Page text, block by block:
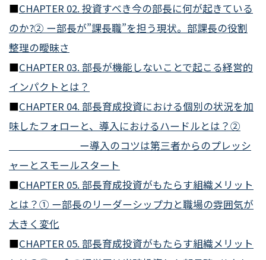
■CHAPTER 02. 投資すべき今の部長に何が起きている
のか?② ー部長が”課長職”を担う現状。部課長の役割
整理の曖昧さ
■CHAPTER 03. 部長が機能しないことで起こる経営的
インパクトとは？
■CHAPTER 04. 部長育成投資における個別の状況を加
味したフォローと、導入におけるハードルとは？②
ー導入のコツは第三者からのプレッシ
ャーとスモールスタート
■CHAPTER 05. 部長育成投資がもたらす組織メリット
とは？① ー部長のリーダーシップ力と職場の雰囲気が
大きく変化
■CHAPTER 05. 部長育成投資がもたらす組織メリット